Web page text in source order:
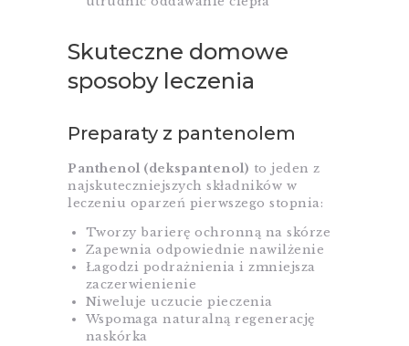
Skuteczne domowe
sposoby leczenia
Preparaty z pantenolem
Panthenol (dekspantenol) to jeden z
najskuteczniejszych składników w
leczeniu oparzeń pierwszego stopnia:
Tworzy barierę ochronną na skórze
Zapewnia odpowiednie nawilżenie
Łagodzi podrażnienia i zmniejsza
zaczerwienienie
Niweluje uczucie pieczenia
Wspomaga naturalną regenerację
naskórka